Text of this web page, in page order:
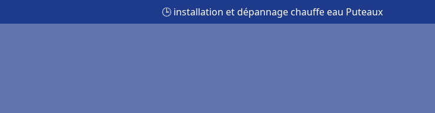
🕒 installation et dépannage chauffe eau Puteaux